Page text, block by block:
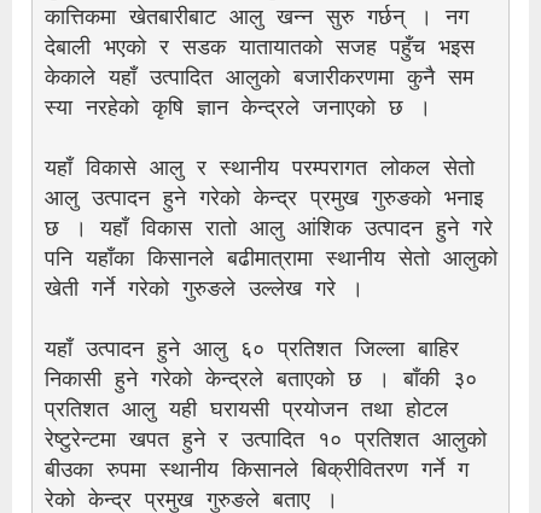
कात्तिकमा खेतबारीबाट आलु खन्न सुरु गर्छन् । नग
देबाली भएको र सडक यातायातको सजह पहुँच भइस
केकाले यहाँ उत्पादित आलुको बजारीकरणमा कुनै सम
स्या नरहेको कृषि ज्ञान केन्द्रले जनाएको छ ।
यहाँ विकासे आलु र स्थानीय परम्परागत लोकल सेतो
आलु उत्पादन हुने गरेको केन्द्र प्रमुख गुरुङको भनाइ
छ । यहाँ विकास रातो आलु आंशिक उत्पादन हुने गरे
पनि यहाँका किसानले बढीमात्रामा स्थानीय सेतो आलुको
खेती गर्ने गरेको गुरुङले उल्लेख गरे ।
यहाँ उत्पादन हुने आलु ६० प्रतिशत जिल्ला बाहिर
निकासी हुने गरेको केन्द्रले बताएको छ । बाँकी ३०
प्रतिशत आलु यही घरायसी प्रयोजन तथा होटल
रेष्टुरेन्टमा खपत हुने र उत्पादित १० प्रतिशत आलुको
बीउका रुपमा स्थानीय किसानले बिक्रीवितरण गर्ने ग
रेको केन्द्र प्रमुख गुरुङले बताए ।